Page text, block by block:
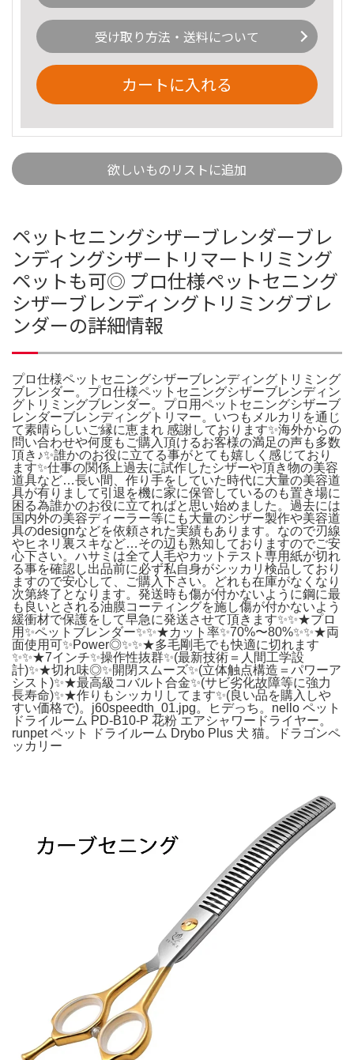
受け取り方法・送料について
カートに入れる
欲しいものリストに追加
ペットセニングシザーブレンダーブレ
ンディングシザートリマートリミング
ペットも可◎ プロ仕様ペットセニング
シザーブレンディングトリミングブレ
ンダーの詳細情報
プロ仕様ペットセニングシザーブレンディングトリミング
ブレンダー。プロ仕様ペットセニングシザーブレンディン
グトリミングブレンダー。プロ用ペットセニングシザーブ
レンダーブレンディングトリマー。いつもメルカリを通じ
て素晴らしいご縁に恵まれ 感謝しております✨海外からの
問い合わせや何度もご購入頂けるお客様の満足の声も多数
頂き♪✨️誰かのお役に立てる事がとても嬉しく感じており
ます✨️仕事の関係上過去に試作したシザーや頂き物の美容
道具など…長い間、作り手をしていた時代に大量の美容道
具が有りまして引退を機に家に保管しているのも置き場に
困る為誰かのお役に立てればと思い始めました。過去には
国内外の美容ディーラー等にも大量のシザー製作や美容道
具のdesignなどを依頼された実績もあります。なので刃線
やヒネリ裏スキなど…その辺も熟知しておりますのでご安
心下さい。ハサミは全て人毛やカットテスト専用紙が切れ
る事を確認し出品前に必ず私自身がシッカリ検品しており
ますので安心して、ご購入下さい。どれも在庫がなくなり
次第終了となります。発送時も傷が付かないように鋼に最
も良いとされる油膜コーティングを施し傷が付かないよう
緩衝材で保護をして早急に発送させて頂きます✨️✨️★プロ
用✨️ペットブレンダー✨️✨️★カット率✨️70%〜80%✨️✨️★両
面使用可✨️Power◎✨️✨️★多毛剛毛でも快適に切れます
✨️✨️★7インチ✨️操作性抜群✨️(最新技術＝人間工学設
計)✨️★切れ味◎✨️開閉スムーズ✨️(立体触点構造＝パワーア
シスト)✨️★最高級コバルト合金✨️(サビ劣化故障等に強力
長寿命)✨️★作りもシッカリしてます✨️(良い品を購入しや
すい価格で)。j60speedth_01.jpg。ヒデっち。nello ペット
ドライルーム PD-B10-P 花粉 エアシャワードライヤー。
runpet ペット ドライルーム Drybo Plus 犬 猫。ドラゴンペ
ッカリー